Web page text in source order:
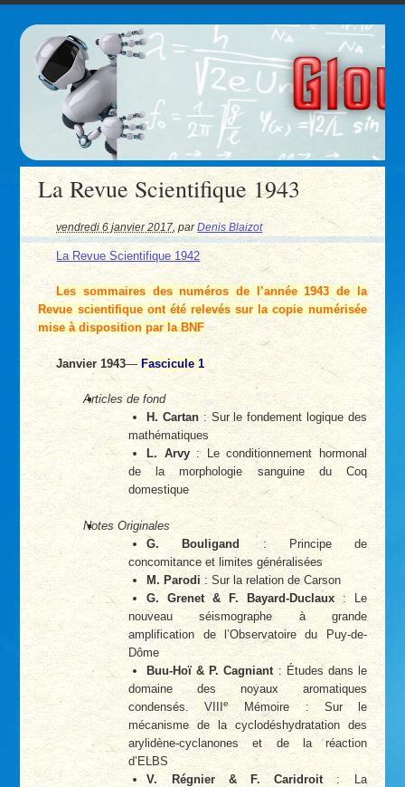
La Revue Scientifique 1943
vendredi 6 janvier 2017 ,parDenis Blaizot
La Revue Scientifique 1942
Les sommaires des numéros de l’année 1943 de la
Revue scientifique ont été relevés sur la copie numérisée
mise à disposition par la BNF
Janvier 1943— Fascicule 1
Articles de fond
H. Cartan: Sur le fondement logique des
mathématiques
L. Arvy: Le conditionnement hormonal
de la morphologie sanguine du Coq
domestique
Notes Originales
G. Bouligand
: Principe de
concomitance et limites généralisées
M. Parodi : Sur la relation de Carson
G. Grenet & F. Bayard-Duclaux: Le
nouveau séismographe à grande
amplification de l’Observatoire du Puy-de-
Dôme
Buu-Hoï & P. Cagniant: Études dans le
domaine des noyaux aromatiques
condensés. VIIIe
Mémoire : Sur le
mécanisme de la cyclodéshydratation des
arylidène-cyclanones et de la réaction
d’ELBS
V. Régnier & F. Caridroit: La